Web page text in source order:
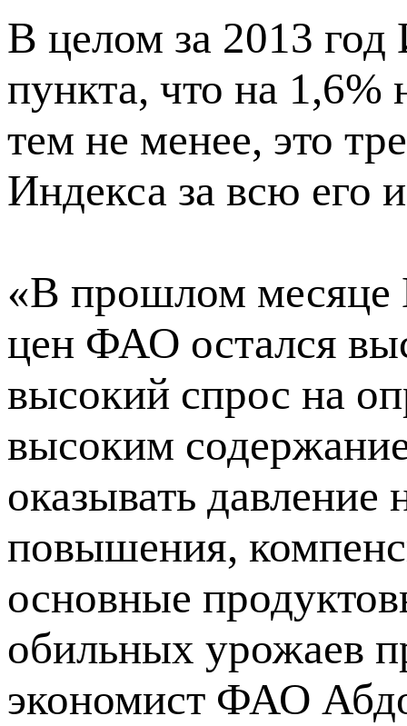
В целом за 2013 год
пункта, что на 1,6%
тем не менее, это
Индекса за всю его
«В прошлом месяце
цен ФАО остался
высокий спрос на
высоким
оказывать
повышения,
основные
обильных урожаев
экономист ФАО